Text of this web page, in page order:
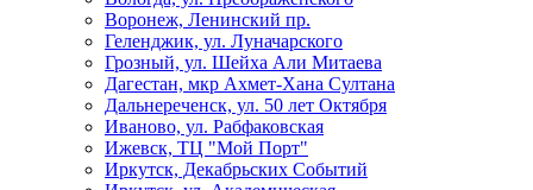
Воронеж, Ленинский пр.
Геленджик, ул. Луначарского
Грозный, ул. Шейха Али Митаева
Дагестан, мкр Ахмет-Хана Султана
Дальнереченск, ул. 50 лет Октября
Иваново, ул. Рабфаковская
Ижевск, ТЦ "Мой Порт"
Иркутск, Декабрьских Событий